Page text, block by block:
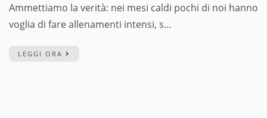
Ammettiamo la verità: nei mesi caldi pochi di noi hanno
voglia di fare allenamenti intensi, s...
LEGGI ORA